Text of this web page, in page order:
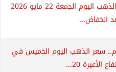
الآن.. سعر الذهب اليوم الجمعة 22 مايو 2026
انخفاض...
سعر الذهب اليوم الخميس في
الأعيرة 20...